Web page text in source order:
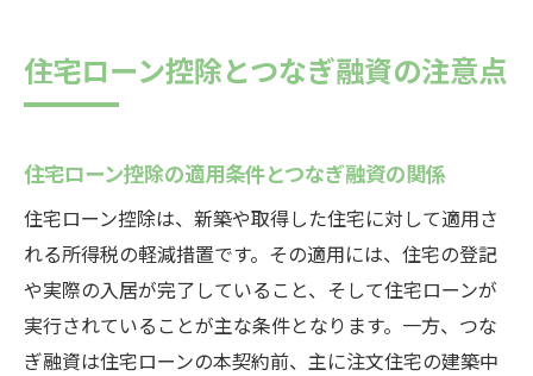
住宅ローン控除とつなぎ融資の注意点
住宅ローン控除の適用条件とつなぎ融資の関係
住宅ローン控除は、新築や取得した住宅に対して適用さ
れる所得税の軽減措置です。その適用には、住宅の登記
や実際の入居が完了していること、そして住宅ローンが
実行されていることが主な条件となります。一方、つな
ぎ融資は住宅ローンの本契約前、主に注文住宅の建築中